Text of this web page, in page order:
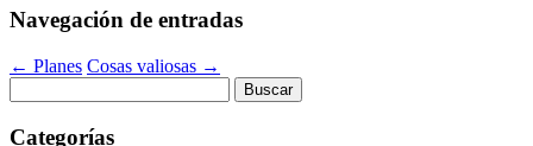
Navegación de entradas
← Planes Cosas valiosas →
Categorías